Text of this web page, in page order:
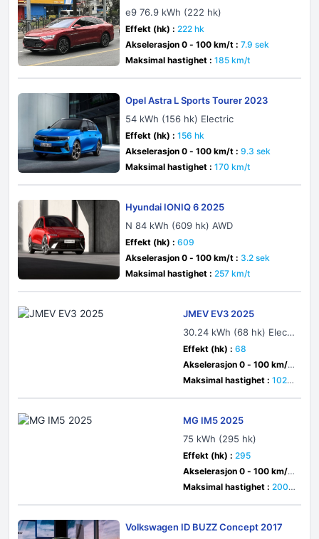
e9 76.9 kWh (222 hk)
Effekt (hk) : 222 hk
Akselerasjon 0 - 100 km/t : 7.9 sek
Maksimal hastighet : 185 km/t
Opel Astra L Sports Tourer 2023
54 kWh (156 hk) Electric
Effekt (hk) : 156 hk
Akselerasjon 0 - 100 km/t : 9.3 sek
Maksimal hastighet : 170 km/t
Hyundai IONIQ 6 2025
N 84 kWh (609 hk) AWD
Effekt (hk) : 609
Akselerasjon 0 - 100 km/t : 3.2 sek
Maksimal hastighet : 257 km/t
JMEV EV3 2025
30.24 kWh (68 hk) Electr
ic
Effekt (hk) : 68
Akselerasjon 0 - 100 km/t
: sek
Maksimal hastighet : 102 k
MG IM5 2025
75 kWh (295 hk)
Effekt (hk) : 295
Akselerasjon 0 - 100 km/t
: 6.8 sek
Maksimal hastighet : 200 k
Volkswagen ID BUZZ Concept 2017